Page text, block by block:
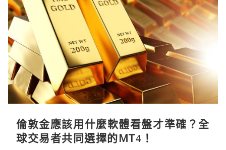
倫敦金應該用什麼軟體看盤才準確？全
球交易者共同選擇的MT4！